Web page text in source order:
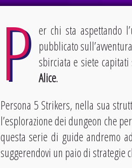
P er chi sta aspettando
pubblicato
sbirciata e siete
Alice.
Persona 5 Strikers, nella sua
l’esplorazione dei dungeon che
questa serie di guide andremo
suggerendovi un paio di strategie